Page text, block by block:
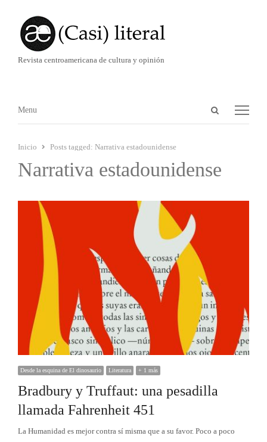
Revista centroamericana de cultura y opinión
Abrir
Menú
Menu
Inicio Posts tagged: Narrativa estadounidense
Narrativa estadounidense
Desde la esquina de El dinosaurio Literatura + 1 más
Bradbury y Truffaut: una pesadilla
llamada Fahrenheit 451
La Humanidad es mejor contra sí misma que a su favor. Poco a poco